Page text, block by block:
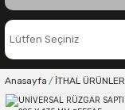
Anasayfa İTHAL ÜRÜNLER